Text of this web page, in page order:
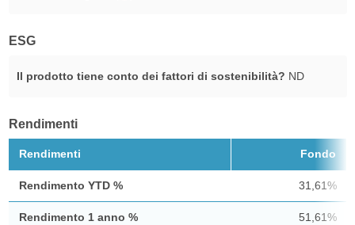
ESG
Il prodotto tiene conto dei fattori di sostenibilità? ND
Rendimenti
Rendimenti Fondo
Rendimento YTD % 31,61%
Rendimento 1 anno % 51,61%